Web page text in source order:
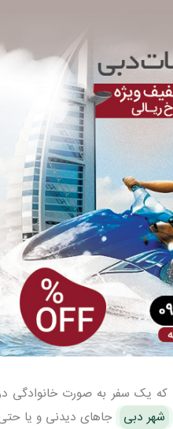
که یک سفر به صورت خانوادگی
شهر دبی جاهای دیدنی و یا